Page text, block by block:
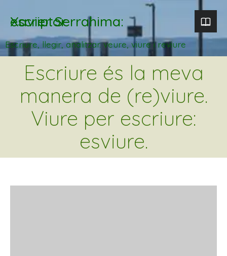
Xavier Serrahima: escriptor
Escriure, llegir, analitzar. veure, viure i reviure
Escriure és la meva
manera de (re)viure.
Viure per escriure:
esviure.